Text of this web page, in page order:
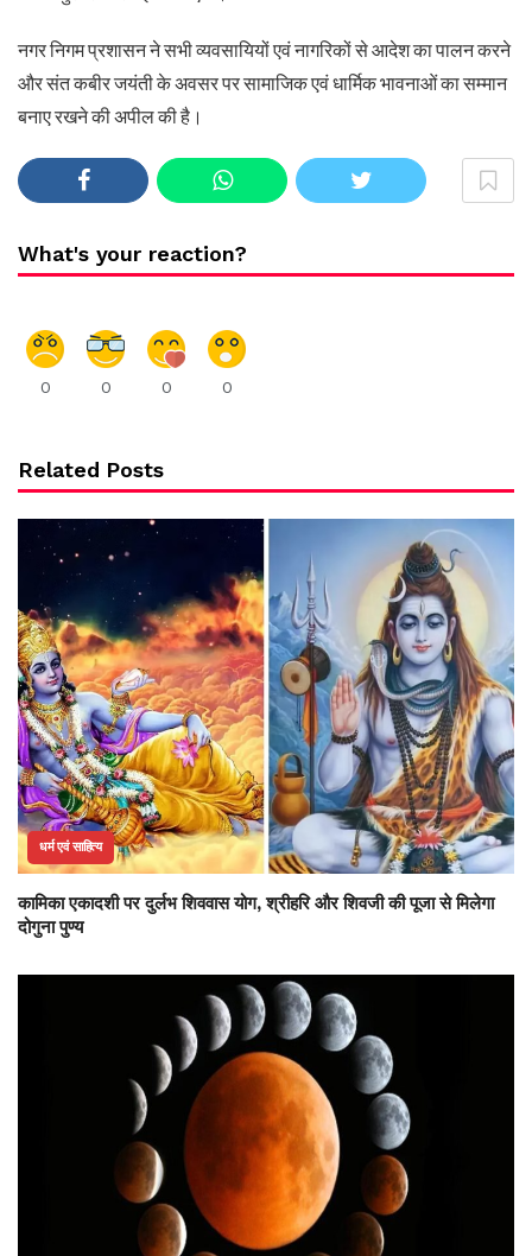
नगर निगम प्रशासन ने सभी व्यवसायियों एवं नागरिकों से आदेश का पालन करने
और संत कबीर जयंती के अवसर पर सामाजिक एवं धार्मिक भावनाओं का सम्मान
बनाए रखने की अपील की है।
What's your reaction?
0 0 0 0
Related Posts
धर्म एवं साहित्य
कामिका एकादशी पर दुर्लभ शिववास योग, श्रीहरि और शिवजी की पूजा से मिलेगा
दोगुना पुण्य